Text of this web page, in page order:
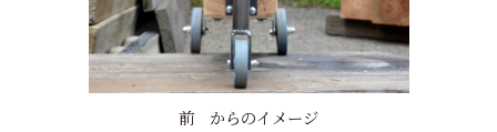
前 からのイメージ